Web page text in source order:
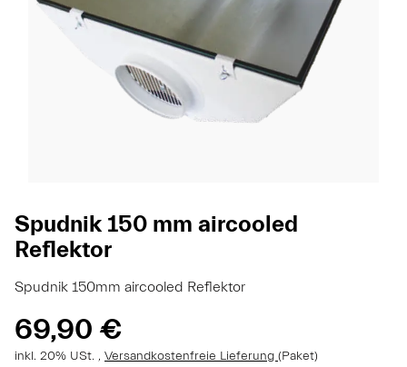
Spudnik 150 mm aircooled
Reflektor
Spudnik 150mm aircooled Reflektor
69,90 €
inkl. 20% USt. , Versandkostenfreie Lieferung (Paket)